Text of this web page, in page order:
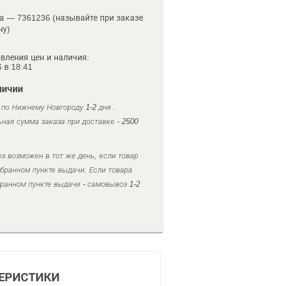
— 7361236 (называйте при заказе
цен и наличия:
в 18:41
Нижнему Новгороду 1-2 дня .
сумма заказа при доставке - 2500
возможен в тот же день, если товар
пункте выдачи. Если товара
пункте выдачи - самовывоз 1-2